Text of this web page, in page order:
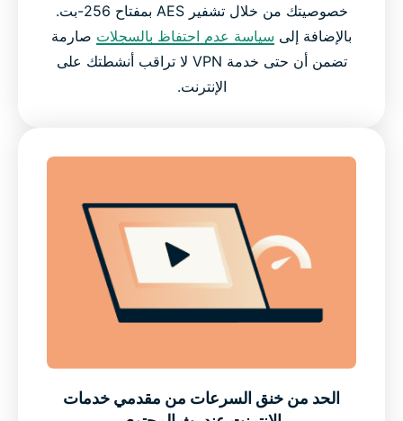
خصوصيتك من خلال تشفير AES بمفتاح 256-بت.
بالإضافة إلى سياسة عدم احتفاظ بالسجلات صارمة
تضمن أن حتى خدمة VPN لا تراقب أنشطتك على
الإنترنت.
الحد من خنق السرعات من مقدمي خدمات